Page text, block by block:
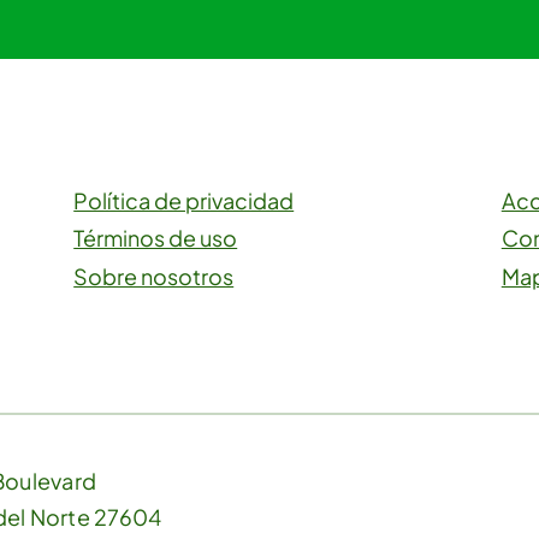
Política de privacidad
Términos de uso
Sobre nosotros
Norte 27604